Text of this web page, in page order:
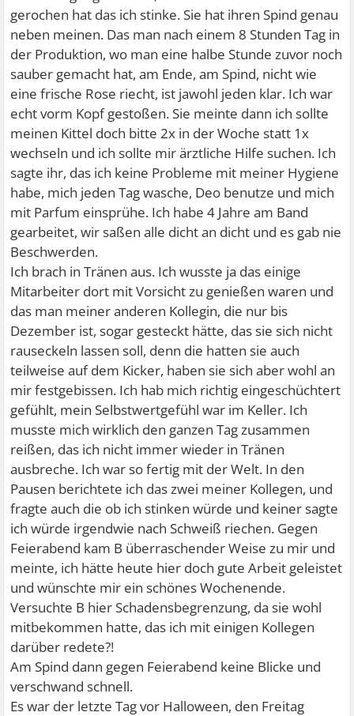
gerochen hat das ich stinke. Sie hat ihren Spind genau
neben meinen. Das man nach einem 8 Stunden Tag in
der Produktion, wo man eine halbe Stunde zuvor noch
sauber gemacht hat, am Ende, am Spind, nicht wie
eine frische Rose riecht, ist jawohl jeden klar. Ich war
echt vorm Kopf gestoßen. Sie meinte dann ich sollte
meinen Kittel doch bitte 2x in der Woche statt 1x
wechseln und ich sollte mir ärztliche Hilfe suchen. Ich
sagte ihr, das ich keine Probleme mit meiner Hygiene
habe, mich jeden Tag wasche, Deo benutze und mich
mit Parfum einsprühe. Ich habe 4 Jahre am Band
gearbeitet, wir saßen alle dicht an dicht und es gab nie
Beschwerden.
Ich brach in Tränen aus. Ich wusste ja das einige
Mitarbeiter dort mit Vorsicht zu genießen waren und
das man meiner anderen Kollegin, die nur bis
Dezember ist, sogar gesteckt hätte, das sie sich nicht
rauseckeln lassen soll, denn die hatten sie auch
teilweise auf dem Kicker, haben sie sich aber wohl an
mir festgebissen. Ich hab mich richtig eingeschüchtert
gefühlt, mein Selbstwertgefühl war im Keller. Ich
musste mich wirklich den ganzen Tag zusammen
reißen, das ich nicht immer wieder in Tränen
ausbreche. Ich war so fertig mit der Welt. In den
Pausen berichtete ich das zwei meiner Kollegen, und
fragte auch die ob ich stinken würde und keiner sagte
ich würde irgendwie nach Schweiß riechen. Gegen
Feierabend kam B überraschender Weise zu mir und
meinte, ich hätte heute hier doch gute Arbeit geleistet
und wünschte mir ein schönes Wochenende.
Versuchte B hier Schadensbegrenzung, da sie wohl
mitbekommen hatte, das ich mit einigen Kollegen
darüber redete?!
Am Spind dann gegen Feierabend keine Blicke und
verschwand schnell.
Es war der letzte Tag vor Halloween, den Freitag